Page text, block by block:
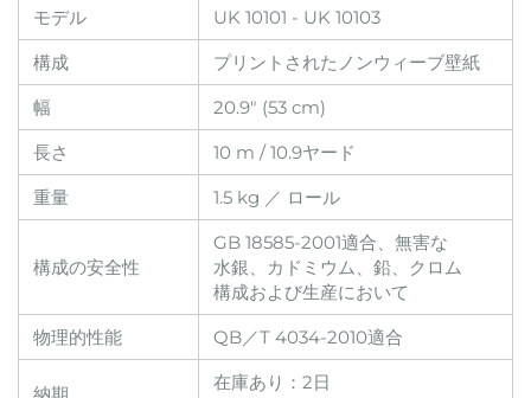
モデル
UK 10101 - UK 10103
構成
プリントされたノンウィーブ壁紙
幅
20.9" (53 cm)
長さ
10 m / 10.9ヤード
重量
1.5 kg ／ ロール
構成の安全性
GB 18585-2001適合、無害な
水銀、カドミウム、鉛、クロム
構成および生産において
物理的性能
QB／T 4034-2010適合
在庫あり：2日